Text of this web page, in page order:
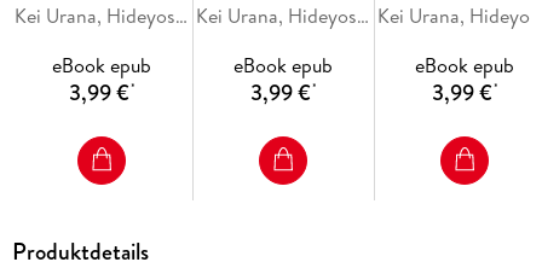
Kei Urana, Hideyoshi Andou
eBook epub
3,99 €*
Kei Urana, Hideyoshi Andou
eBook epub
3,99 €*
eBook epub
3,99 €*
Produktdetails